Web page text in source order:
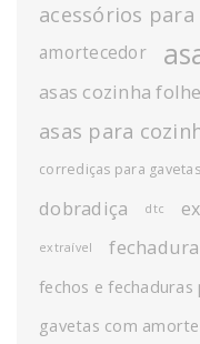
acessórios
amortecedor
asas cozinha
asas para
corrediças para gavetas
dobradiça dtc
extraível fechadura
fechos e
gavetas com